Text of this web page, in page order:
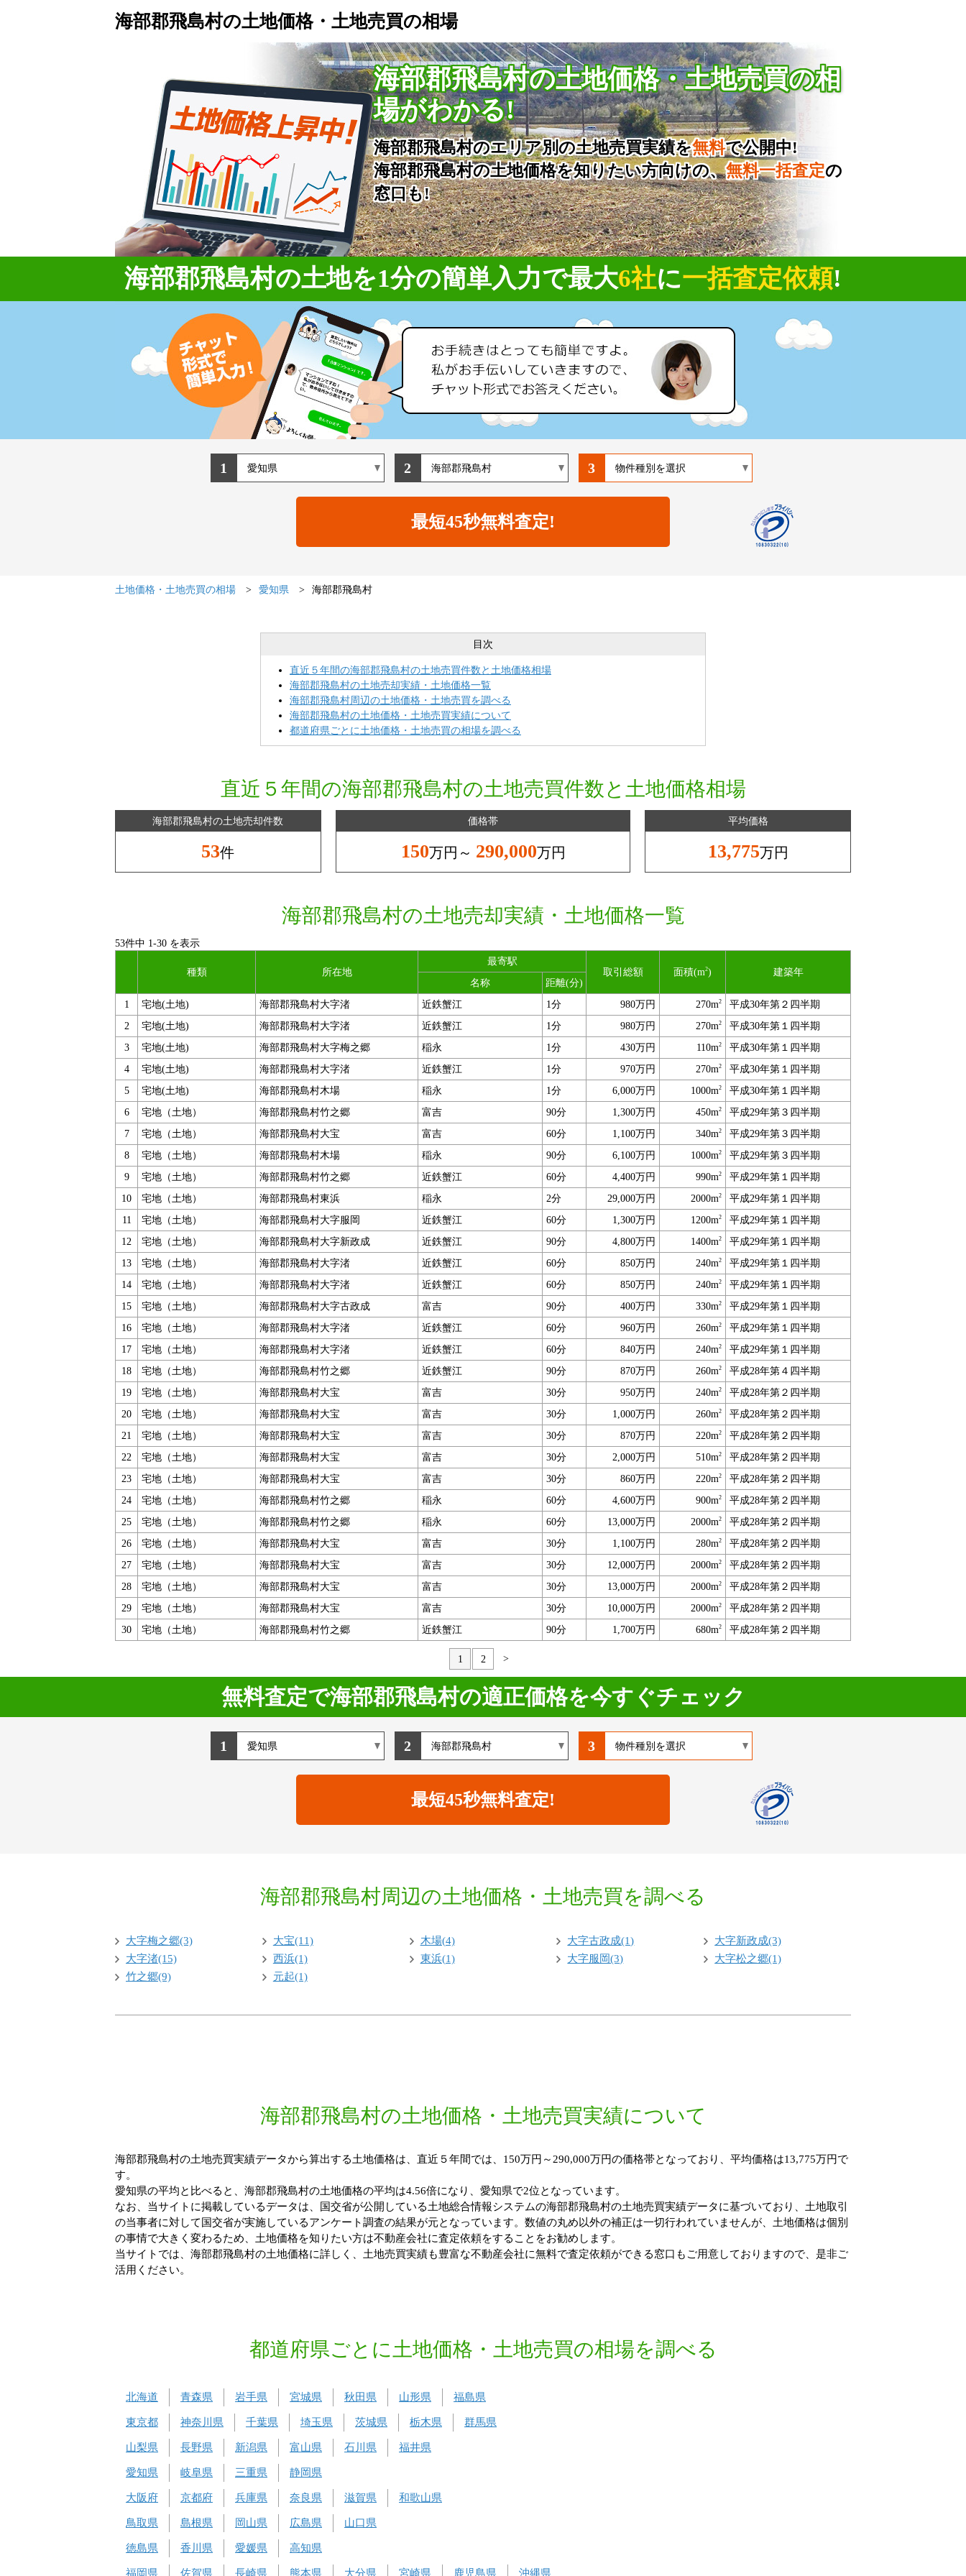
海部郡飛島村の土地価格・土地売買の相場
海部郡飛島村の土地価格・土地売買の相
場がわかる!
海部郡飛島村のエリア別の土地売買実績を無料で公開中!
海部郡飛島村の土地価格を知りたい方向けの、無料一括査定の
窓口も!
海部郡飛島村の土地を1分の簡単入力で最大6社に一括査定依頼!
1 2 3
土地価格・土地売買の相場 愛知県 海部郡飛島村
目次
直近５年間の海部郡飛島村の土地売買件数と土地価格相場
海部郡飛島村の土地売却実績・土地価格一覧
海部郡飛島村周辺の土地価格・土地売買を調べる
海部郡飛島村の土地価格・土地売買実績について
都道府県ごとに土地価格・土地売買の相場を調べる
直近５年間の海部郡飛島村の土地売買件数と土地価格相場
海部郡飛島村の土地売却件数
53件
価格帯
150万円～ 290,000万円
平均価格
13,775万円
海部郡飛島村の土地売却実績・土地価格一覧
53件中 1-30 を表示
種類 所在地
最寄駅
取引総額
面積(m2)
建築年
名称
距離(分)
1
宅地(土地) 海部郡飛島村大字渚 近鉄蟹江 1分 980万円 270m2
平成30年第２四半期
2
宅地(土地) 海部郡飛島村大字渚 近鉄蟹江 1分 980万円 270m2
平成30年第１四半期
3
宅地(土地) 海部郡飛島村大字梅之郷 稲永 1分 430万円 110m2
平成30年第１四半期
4
宅地(土地) 海部郡飛島村大字渚 近鉄蟹江 1分 970万円 270m2
平成30年第１四半期
5
宅地(土地) 海部郡飛島村木場 稲永 1分 6,000万円 1000m2
平成30年第１四半期
6
宅地（土地） 海部郡飛島村竹之郷 富吉 90分 1,300万円 450m2
平成29年第３四半期
7
宅地（土地） 海部郡飛島村大宝 富吉 60分 1,100万円 340m2
平成29年第３四半期
8
宅地（土地） 海部郡飛島村木場 稲永 90分 6,100万円 1000m2
平成29年第３四半期
9
宅地（土地） 海部郡飛島村竹之郷 近鉄蟹江 60分 4,400万円 990m2
平成29年第１四半期
10
宅地（土地） 海部郡飛島村東浜 稲永 2分 29,000万円 2000m2
平成29年第１四半期
11
宅地（土地） 海部郡飛島村大字服岡 近鉄蟹江 60分 1,300万円 1200m2
平成29年第１四半期
12
宅地（土地） 海部郡飛島村大字新政成 近鉄蟹江 90分 4,800万円 1400m2
平成29年第１四半期
13
宅地（土地） 海部郡飛島村大字渚 近鉄蟹江 60分 850万円 240m2
平成29年第１四半期
14
宅地（土地） 海部郡飛島村大字渚 近鉄蟹江 60分 850万円 240m2
平成29年第１四半期
15
宅地（土地） 海部郡飛島村大字古政成 富吉 90分 400万円 330m2
平成29年第１四半期
16
宅地（土地） 海部郡飛島村大字渚 近鉄蟹江 60分 960万円 260m2
平成29年第１四半期
17
宅地（土地） 海部郡飛島村大字渚 近鉄蟹江 60分 840万円 240m2
平成29年第１四半期
18
宅地（土地） 海部郡飛島村竹之郷 近鉄蟹江 90分 870万円 260m2
平成28年第４四半期
19
宅地（土地） 海部郡飛島村大宝 富吉 30分 950万円 240m2
平成28年第２四半期
20
宅地（土地） 海部郡飛島村大宝 富吉 30分 1,000万円 260m2
平成28年第２四半期
21
宅地（土地） 海部郡飛島村大宝 富吉 30分 870万円 220m2
平成28年第２四半期
22
宅地（土地） 海部郡飛島村大宝 富吉 30分 2,000万円 510m2
平成28年第２四半期
23
宅地（土地） 海部郡飛島村大宝 富吉 30分 860万円 220m2
平成28年第２四半期
24
宅地（土地） 海部郡飛島村竹之郷 稲永 60分 4,600万円 900m2
平成28年第２四半期
25
宅地（土地） 海部郡飛島村竹之郷 稲永 60分 13,000万円 2000m2
平成28年第２四半期
26
宅地（土地） 海部郡飛島村大宝 富吉 30分 1,100万円 280m2
平成28年第２四半期
27
宅地（土地） 海部郡飛島村大宝 富吉 30分 12,000万円 2000m2
平成28年第２四半期
28
宅地（土地） 海部郡飛島村大宝 富吉 30分 13,000万円 2000m2
平成28年第２四半期
29
宅地（土地） 海部郡飛島村大宝 富吉 30分 10,000万円 2000m2
平成28年第２四半期
30
宅地（土地） 海部郡飛島村竹之郷 近鉄蟹江 90分 1,700万円 680m2 平成28年第２四半期
1 2 >
無料査定で海部郡飛島村の適正価格を今すぐチェック
1 2 3
海部郡飛島村周辺の土地価格・土地売買を調べる
大字梅之郷(3) 大宝(11) 木場(4) 大字古政成(1)
大字新政成(3)
大字渚(15)
西浜(1) 東浜(1) 大字服岡(3)
大字松之郷(1)
竹之郷(9)
元起(1)
海部郡飛島村の土地価格・土地売買実績について
海部郡飛島村の土地売買実績データから算出する土地価格は、直近５年間では、150万円～290,000万円の価格帯となっており、平均価格は13,775万円で
す。
愛知県の平均と比べると、海部郡飛島村の土地価格の平均は4.56倍になり、愛知県で2位となっています。
なお、当サイトに掲載しているデータは、国交省が公開している土地総合情報システムの海部郡飛島村の土地売買実績データに基づいており、土地取引
の当事者に対して国交省が実施しているアンケート調査の結果が元となっています。数値の丸め以外の補正は一切行われていませんが、土地価格は個別
の事情で大きく変わるため、土地価格を知りたい方は不動産会社に査定依頼をすることをお勧めします。
当サイトでは、海部郡飛島村の土地価格に詳しく、土地売買実績も豊富な不動産会社に無料で査定依頼ができる窓口もご用意しておりますので、是非ご
活用ください。
都道府県ごとに土地価格・土地売買の相場を調べる
北海道 青森県 岩手県 宮城県 秋田県 山形県 福島県
東京都 神奈川県 千葉県 埼玉県 茨城県 栃木県 群馬県
山梨県 長野県 新潟県 富山県 石川県 福井県
愛知県 岐阜県 三重県 静岡県
大阪府 京都府 兵庫県 奈良県 滋賀県 和歌山県
鳥取県 島根県 岡山県 広島県 山口県
徳島県 香川県 愛媛県 高知県
福岡県 佐賀県 長崎県 熊本県 大分県 宮崎県 鹿児島県 沖縄県